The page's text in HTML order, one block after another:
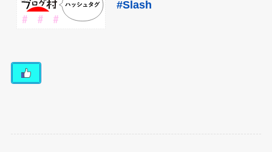
#Slash